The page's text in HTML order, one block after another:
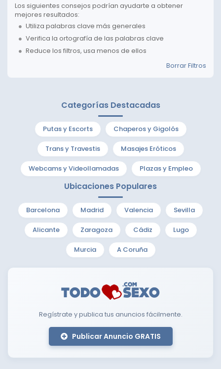
Los siguientes consejos podrían ayudarte a obtener
mejores resultados:
Utiliza palabras clave más generales
Verifica la ortografía de las palabras clave
Reduce los filtros, usa menos de ellos
Borrar Filtros
Categorías Destacadas
Putas y Escorts Chaperos y Gigolós
Trans y Travestis Masajes Eróticos
Webcams y Videollamadas Plazas y Empleo
Ubicaciones Populares
Barcelona Madrid Valencia Sevilla
Alicante Zaragoza Cádiz Lugo
Murcia A Coruña
Regístrate y publica tus anuncios fácilmente.
Publicar Anuncio GRATIS